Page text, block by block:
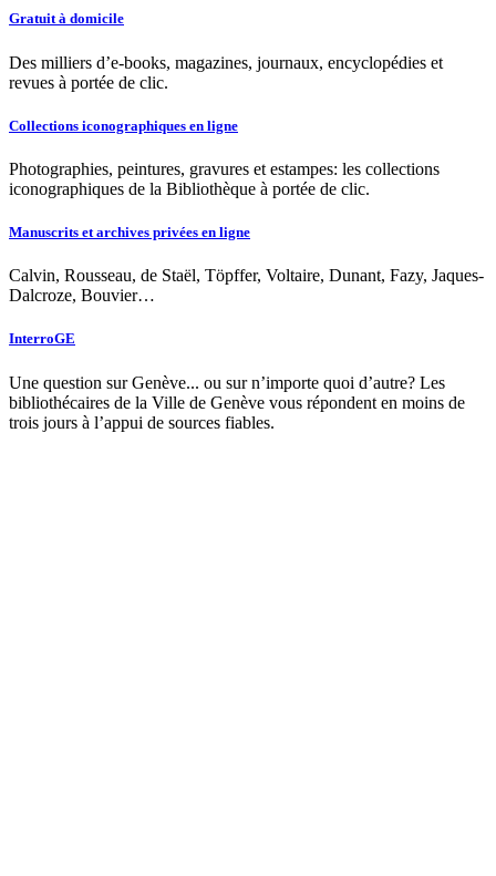
Gratuit à domicile
Des milliers d’e-books, magazines, journaux, encyclopédies et
revues à portée de clic.
Collections iconographiques en ligne
Photographies, peintures, gravures et estampes: les collections
iconographiques de la Bibliothèque à portée de clic.
Manuscrits et archives privées en ligne
Calvin, Rousseau, de Staël, Töpffer, Voltaire, Dunant, Fazy, Jaques-
Dalcroze, Bouvier…
InterroGE
Une question sur Genève... ou sur n’importe quoi d’autre? Les
bibliothécaires de la Ville de Genève vous répondent en moins de
trois jours à l’appui de sources fiables.